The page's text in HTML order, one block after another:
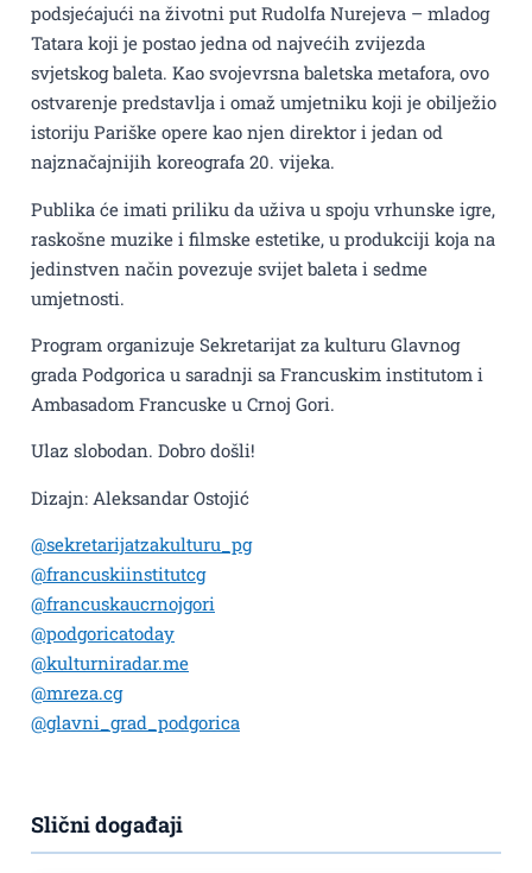
podsjećajući na životni put Rudolfa Nurejeva – mladog
Tatara koji je postao jedna od najvećih zvijezda
svjetskog baleta. Kao svojevrsna baletska metafora, ovo
ostvarenje predstavlja i omaž umjetniku koji je obilježio
istoriju Pariške opere kao njen direktor i jedan od
najznačajnijih koreografa 20. vijeka.
Publika će imati priliku da uživa u spoju vrhunske igre,
raskošne muzike i filmske estetike, u produkciji koja na
jedinstven način povezuje svijet baleta i sedme
umjetnosti.
Program organizuje Sekretarijat za kulturu Glavnog
grada Podgorica u saradnji sa Francuskim institutom i
Ambasadom Francuske u Crnoj Gori.
Ulaz slobodan. Dobro došli!
Dizajn: Aleksandar Ostojić
@sekretarijatzakulturu_pg
@francuskiinstitutcg
@francuskaucrnojgori
@podgoricatoday
@kulturniradar.me
@mreza.cg
@glavni_grad_podgorica
Slični događaji